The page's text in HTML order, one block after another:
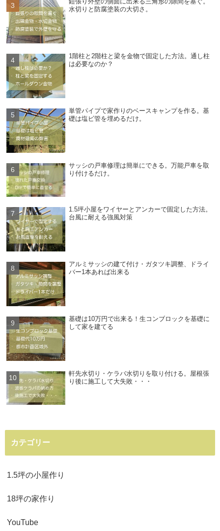
水切りと防腐塗装の大切さ。
1階柱と2階柱と梁を金物で固定した方法。通し柱
は必要なのか？
単管パイプで家作りのベースキャンプを作る。基
礎は塩ビ管を埋めるだけ。
サッシの戸車修理は簡単にできる。万能戸車を取
り付けるだけ。
1.5坪小屋をワイヤーとアンカーで固定した方法。
台風に耐える強風対策
アルミサッシの建て付け・ガタツキ調整、ドライ
バー1本あれば出来る
基礎は10万円で出来る！生コンブロックを基礎に
して家を建てる
軒先水切り・ケラバ水切りを取り付ける。屋根張
り後に施工して大失敗・・・
カテゴリー
1.5坪の小屋作り
18坪の家作り
YouTube